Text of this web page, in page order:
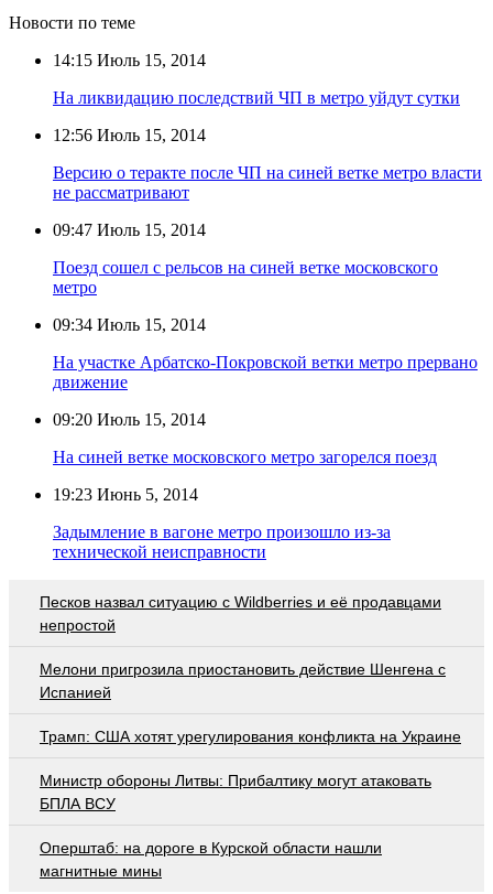
Новости по теме
14:15 Июль 15, 2014
На ликвидацию последствий ЧП в метро уйдут сутки
12:56 Июль 15, 2014
Версию о теракте после ЧП на синей ветке метро власти
не рассматривают
09:47 Июль 15, 2014
Поезд сошел с рельсов на синей ветке московского
метро
09:34 Июль 15, 2014
На участке Арбатско-Покровской ветки метро прервано
движение
09:20 Июль 15, 2014
На синей ветке московского метро загорелся поезд
19:23 Июнь 5, 2014
Задымление в вагоне метро произошло из-за
технической неисправности
Песков назвал ситуацию с Wildberries и её продавцами
непростой
Мелони пригрозила приостановить действие Шенгена с
Испанией
Трамп: США хотят урегулирования конфликта на Украине
Министр обороны Литвы: Прибалтику могут атаковать
БПЛА ВСУ
Оперштаб: на дороге в Курской области нашли
магнитные мины